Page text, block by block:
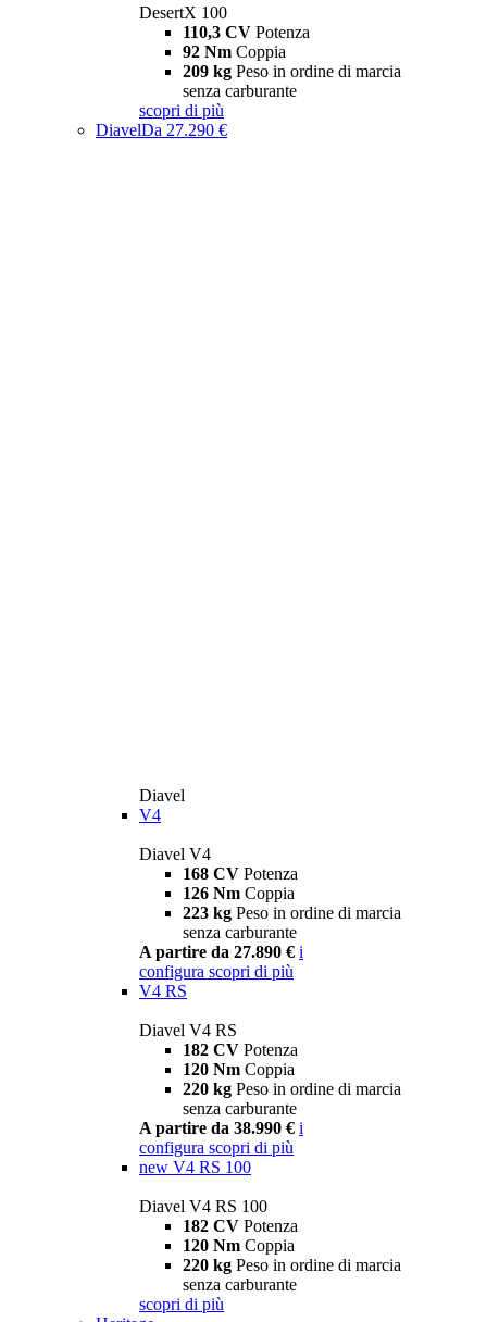
DesertX 100
110,3 CV Potenza
92 Nm Coppia
209 kg Peso in ordine di marcia
senza carburante
scopri di più
DiavelDa 27.290 €
Diavel
V4
Diavel V4
168 CV Potenza
126 Nm Coppia
223 kg Peso in ordine di marcia
senza carburante
A partire da 27.890 € i
configura scopri di più
V4 RS
Diavel V4 RS
182 CV Potenza
120 Nm Coppia
220 kg Peso in ordine di marcia
senza carburante
A partire da 38.990 € i
configura scopri di più
new V4 RS 100
Diavel V4 RS 100
182 CV Potenza
120 Nm Coppia
220 kg Peso in ordine di marcia
senza carburante
scopri di più